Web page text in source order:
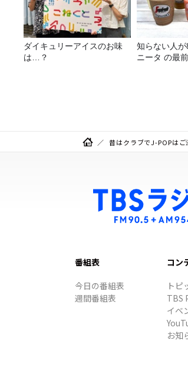
ダイキュリーアイスのお味
は…？
知らない人
ニータ の最
昔はクラブでJ-POPはご
番組表
今日の番組表
週間番組表
コン
トピ
TBS
イベ
お知